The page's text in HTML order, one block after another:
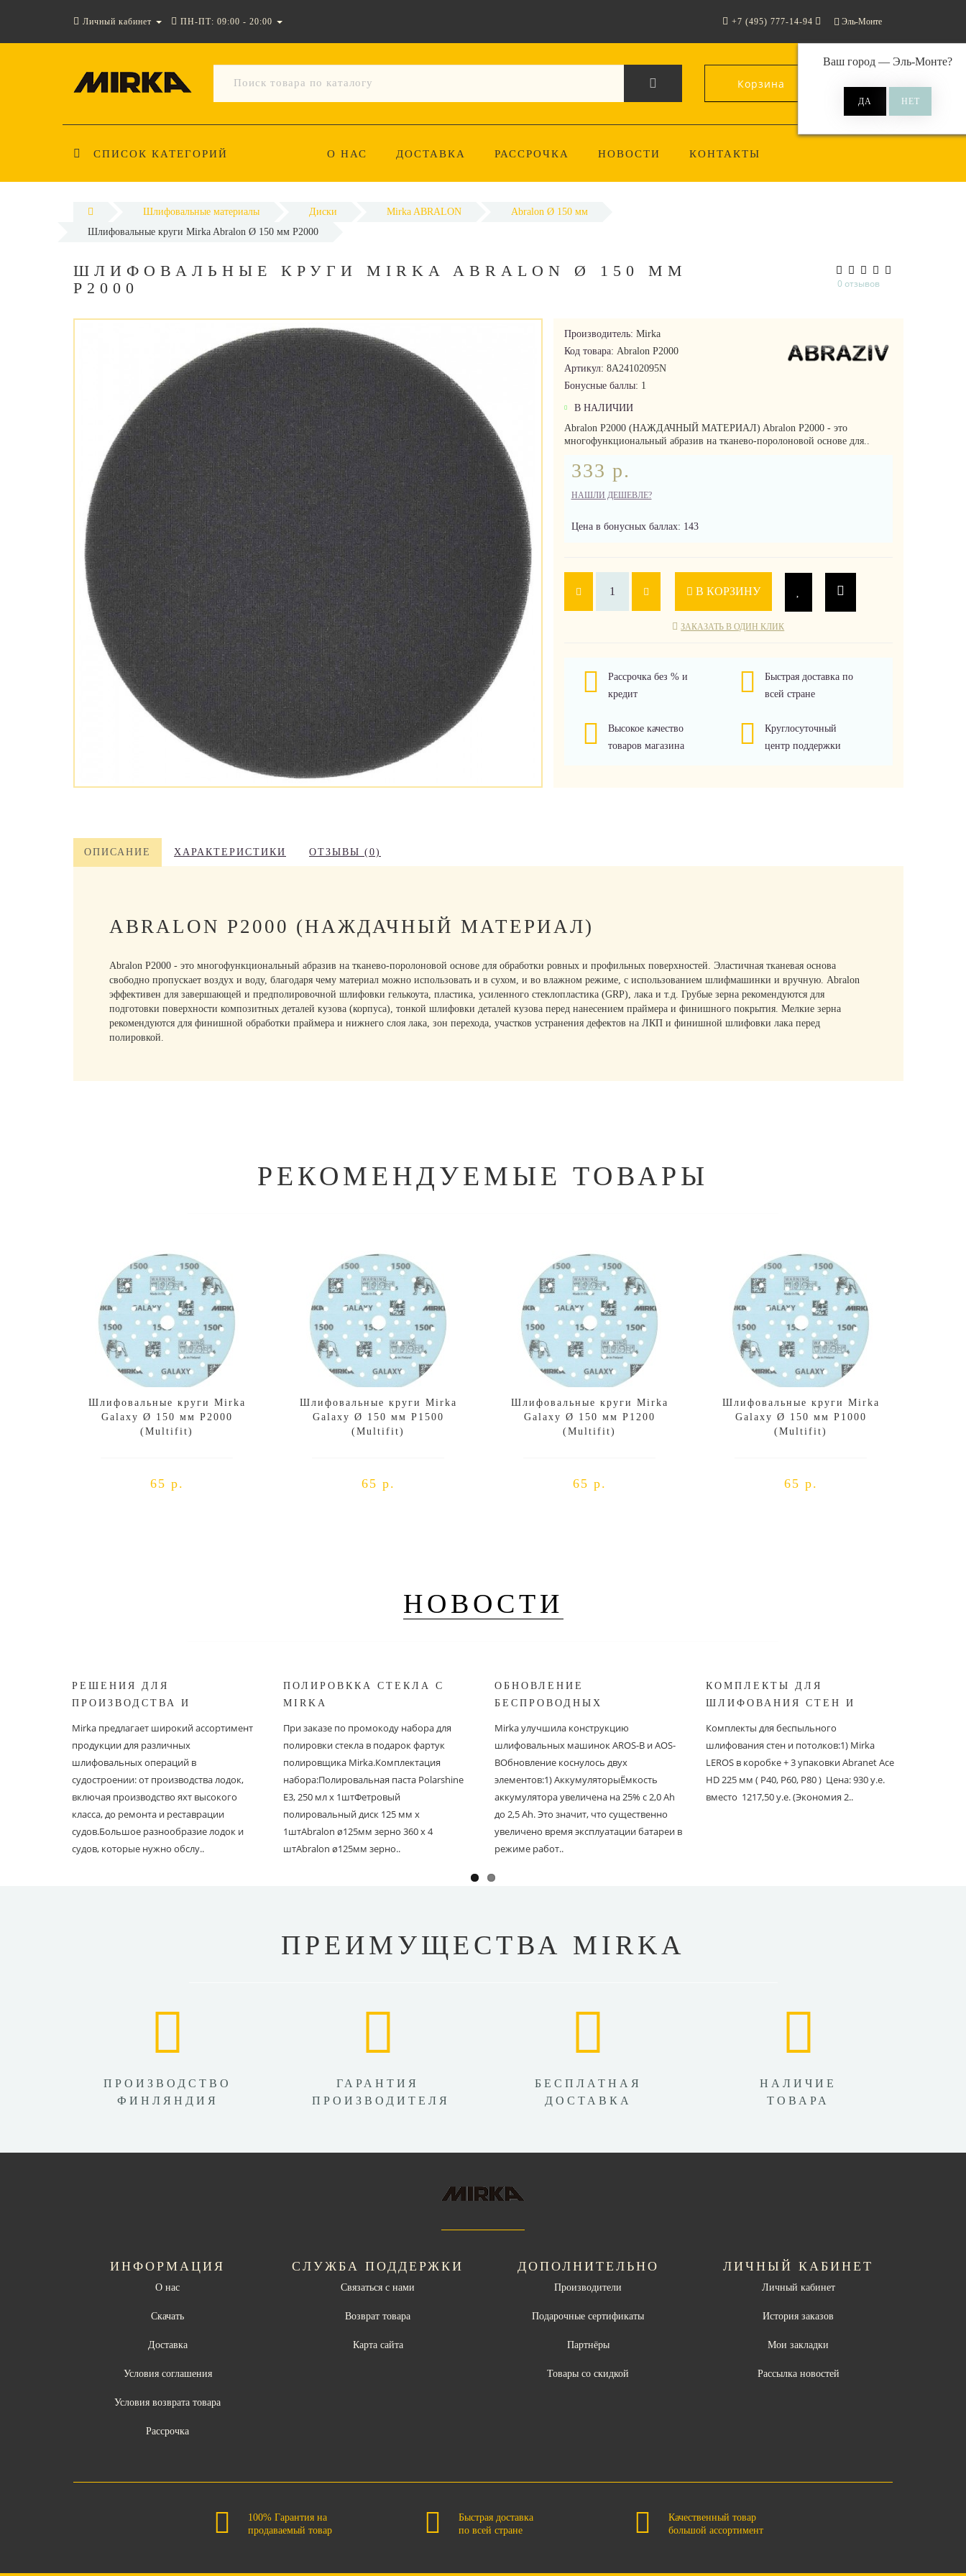
Личный кабинет ПН-ПТ: 09:00 - 20:00 Эль-Монте
Ваш город — Эль-Монте?
+7 (495) 777-14-94
Корзина 0
СПИСОК КАТЕГОРИЙ О НАС ДОСТАВКА РАССРОЧКА НОВОСТИ КОНТАКТЫ
Шлифовальные материалы Диски Mirka ABRALON
Abralon Ø 150 мм
Шлифовальные круги Mirka Abralon Ø 150 мм P2000
ШЛИФОВАЛЬНЫЕ КРУГИ MIRKA ABRALON Ø 150 ММ
P2000
0 отзывов
Производитель: Mirka
Код товара: Abralon P2000
Артикул: 8A24102095N
Бонусные баллы: 1
В НАЛИЧИИ
Abralon P2000 (НАЖДАЧНЫЙ МАТЕРИАЛ) Abralon P2000 - это
многофункциональный абразив на тканево-поролоновой основе для..
333 р.
НАШЛИ ДЕШЕВЛЕ?
Цена в бонусных баллах: 143
В КОРЗИНУ
ЗАКАЗАТЬ В ОДИН КЛИК
Рассрочка без % и
кредит
Быстрая доставка по
всей стране
Высокое качество
товаров магазина
Круглосуточный
центр поддержки
ОПИСАНИЕ ХАРАКТЕРИСТИКИ ОТЗЫВЫ (0)
ABRALON P2000 (НАЖДАЧНЫЙ МАТЕРИАЛ)
Abralon P2000 - это многофункциональный абразив на тканево-поролоновой основе для обработки ровных и профильных поверхностей. Эластичная тканевая основа
свободно пропускает воздух и воду, благодаря чему материал можно использовать и в сухом, и во влажном режиме, с использованием шлифмашинки и вручную. Abralon
эффективен для завершающей и предполировочной шлифовки гелькоута, пластика, усиленного стеклопластика (GRP), лака и т.д. Грубые зерна рекомендуются для
подготовки поверхности композитных деталей кузова (корпуса), тонкой шлифовки деталей кузова перед нанесением праймера и финишного покрытия. Мелкие зерна
рекомендуются для финишной обработки праймера и нижнего слоя лака, зон перехода, участков устранения дефектов на ЛКП и финишной шлифовки лака перед
полировкой.
РЕКОМЕНДУЕМЫЕ ТОВАРЫ
Шлифовальные круги Mirka
Galaxy Ø 150 мм P2000
(Multifit)
65 р.
Шлифовальные круги Mirka
Galaxy Ø 150 мм P1500
(Multifit)
65 р.
Шлифовальные круги Mirka
Galaxy Ø 150 мм P1200
(Multifit)
65 р.
Шлифовальные круги Mirka
Galaxy Ø 150 мм P1000
(Multifit)
65 р.
НОВОСТИ
РЕШЕНИЯ ДЛЯ
ПРОИЗВОДСТВА И
Mirka предлагает широкий ассортимент
продукции для различных
шлифовальных операций в
судостроении: от производства лодок,
включая производство яхт высокого
класса, до ремонта и реставрации
судов.Большое разнообразие лодок и
судов, которые нужно обслу..
ПОЛИРОВККА СТЕКЛА С
MIRKA
При заказе по промокоду набора для
полировки стекла в подарок фартук
полировщика Mirka.Комплектация
набора:Полировальная паста Polarshine
E3, 250 мл х 1штФетровый
полировальный диск 125 мм х
1штAbralon ø125мм зерно 360 х 4
штAbralon ø125мм зерно..
ОБНОВЛЕНИЕ
БЕСПРОВОДНЫХ
Mirka улучшила конструкцию
шлифовальных машинок AROS-B и AOS-
BОбновление коснулось двух
элементов:1) АккумуляторыЁмкость
аккумулятора увеличена на 25% с 2,0 Ah
до 2,5 Ah. Это значит, что существенно
увеличено время эксплуатации батареи в
режиме работ..
КОМПЛЕКТЫ ДЛЯ
ШЛИФОВАНИЯ СТЕН И
Комплекты для беспыльного
шлифования стен и потолков:1) Mirka
LEROS в коробке + 3 упаковки Abranet Ace
HD 225 мм ( P40, P60, P80 ) Цена: 930 у.е.
вместо 1217,50 у.е. (Экономия 2..
ПРЕИМУЩЕСТВА MIRKA
ПРОИЗВОДСТВО
ФИНЛЯНДИЯ
ГАРАНТИЯ
ПРОИЗВОДИТЕЛЯ
БЕСПЛАТНАЯ
ДОСТАВКА
НАЛИЧИЕ
ТОВАРА
ИНФОРМАЦИЯ
О нас
Скачать
Доставка
Условия соглашения
Условия возврата товара
Рассрочка
СЛУЖБА ПОДДЕРЖКИ
Связаться с нами
Возврат товара
Карта сайта
ДОПОЛНИТЕЛЬНО
Производители
Подарочные сертификаты
Партнёры
Товары со скидкой
ЛИЧНЫЙ КАБИНЕТ
Личный кабинет
История заказов
Мои закладки
Рассылка новостей
100% Гарантия на
продаваемый товар
Быстрая доставка
по всей стране
Качественный товар
большой ассортимент